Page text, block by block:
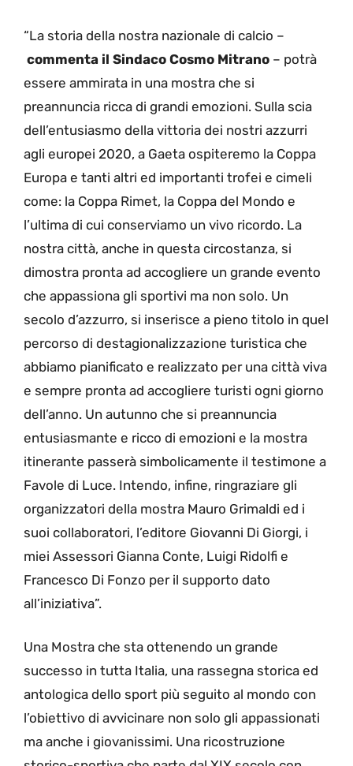
“La storia della nostra nazionale di calcio –
commenta il Sindaco Cosmo Mitrano – potrà
essere ammirata in una mostra che si
preannuncia ricca di grandi emozioni. Sulla scia
dell’entusiasmo della vittoria dei nostri azzurri
agli europei 2020, a Gaeta ospiteremo la Coppa
Europa e tanti altri ed importanti trofei e cimeli
come: la Coppa Rimet, la Coppa del Mondo e
l’ultima di cui conserviamo un vivo ricordo. La
nostra città, anche in questa circostanza, si
dimostra pronta ad accogliere un grande evento
che appassiona gli sportivi ma non solo. Un
secolo d’azzurro, si inserisce a pieno titolo in quel
percorso di destagionalizzazione turistica che
abbiamo pianificato e realizzato per una città viva
e sempre pronta ad accogliere turisti ogni giorno
dell’anno. Un autunno che si preannuncia
entusiasmante e ricco di emozioni e la mostra
itinerante passerà simbolicamente il testimone a
Favole di Luce. Intendo, infine, ringraziare gli
organizzatori della mostra Mauro Grimaldi ed i
suoi collaboratori, l’editore Giovanni Di Giorgi, i
miei Assessori Gianna Conte, Luigi Ridolfi e
Francesco Di Fonzo per il supporto dato
all’iniziativa”.
Una Mostra che sta ottenendo un grande
successo in tutta Italia, una rassegna storica ed
antologica dello sport più seguito al mondo con
l’obiettivo di avvicinare non solo gli appassionati
ma anche i giovanissimi. Una ricostruzione